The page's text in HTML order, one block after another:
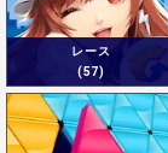
レース
(57)